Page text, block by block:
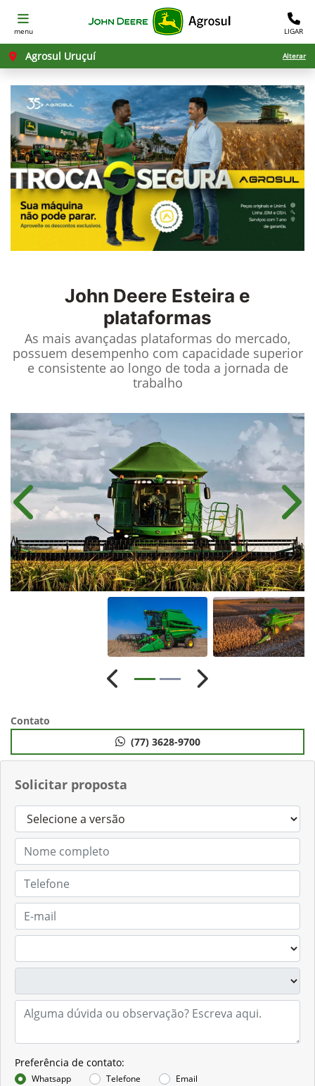
menu LIGAR
Agrosul Uruçuí Alterar
John Deere Esteira e
plataformas
As mais avançadas plataformas do mercado,
possuem desempenho com capacidade superior
e consistente ao longo de toda a jornada de
trabalho
Solicitar proposta
Preferência de contato:
Whatsapp Telefone Email
Anterior
Anterior Próximo
Contato
(77) 3628-9700